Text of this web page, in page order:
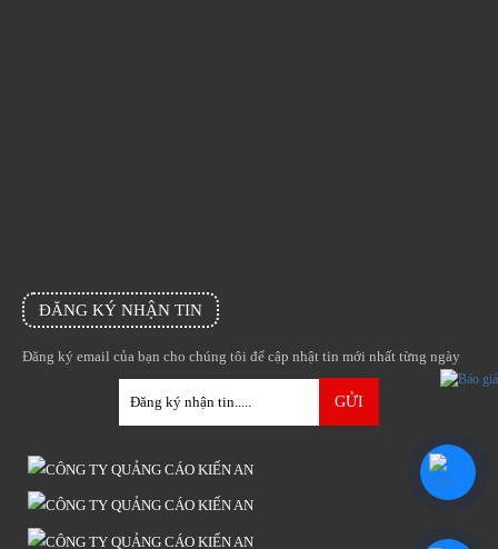
ĐĂNG KÝ NHẬN TIN
Đăng ký email của bạn cho chúng tôi để cập nhật tin mới nhất từng ngày